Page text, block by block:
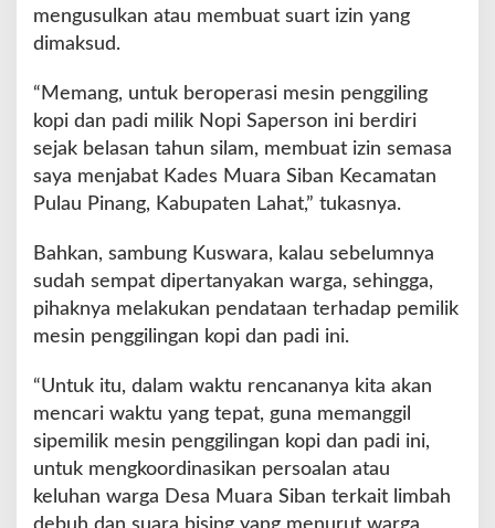
mengusulkan atau membuat suart izin yang
dimaksud.
“Memang, untuk beroperasi mesin penggiling
kopi dan padi milik Nopi Saperson ini berdiri
sejak belasan tahun silam, membuat izin semasa
saya menjabat Kades Muara Siban Kecamatan
Pulau Pinang, Kabupaten Lahat,” tukasnya.
Bahkan, sambung Kuswara, kalau sebelumnya
sudah sempat dipertanyakan warga, sehingga,
pihaknya melakukan pendataan terhadap pemilik
mesin penggilingan kopi dan padi ini.
“Untuk itu, dalam waktu rencananya kita akan
mencari waktu yang tepat, guna memanggil
sipemilik mesin penggilingan kopi dan padi ini,
untuk mengkoordinasikan persoalan atau
keluhan warga Desa Muara Siban terkait limbah